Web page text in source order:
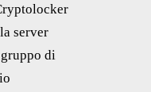
server
di